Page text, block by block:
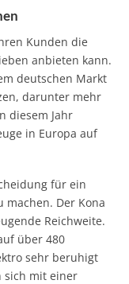
Kunden die
anbieten kann.
deutschen Markt
darunter mehr
diesem Jahr
in Europa auf
für ein
machen. Der Kona
Reichweite.
über 480
sehr beruhigt
sich mit einer